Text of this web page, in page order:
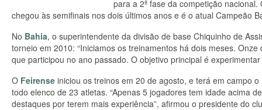
para a 2ª fase da competição
chegou às semifinais nos dois últimos anos e é o atual Campeão
No Bahia, o superintendente da divisão de base Chiquinho de
torneio em 2010: “Iniciamos os treinamentos há dois meses.
que participou no ano passado. O objetivo principal é
O Feirense iniciou os treinos em 20 de agosto, e terá em campo
todo elenco de 23 atletas. “Apenas 5 jogadores tem idade acima
destaques por terem mais experiência”, afirmou o presidente do